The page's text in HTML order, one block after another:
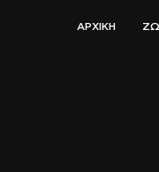
ΑΡΧΙΚΗ ΖΏ